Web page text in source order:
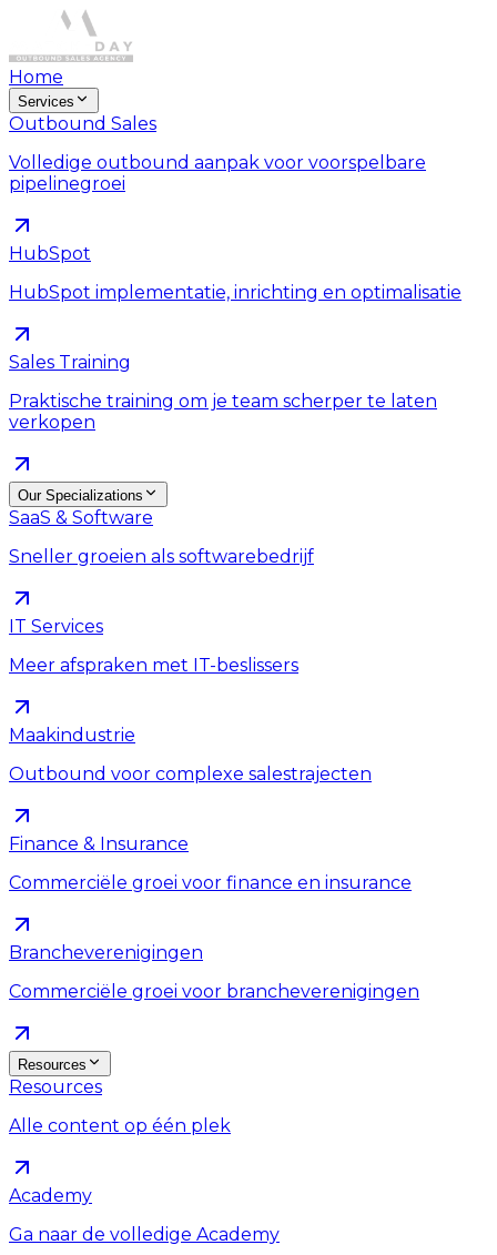
Home
Services
Outbound Sales
Volledige outbound aanpak voor voorspelbare
pipelinegroei
HubSpot
HubSpot implementatie, inrichting en optimalisatie
Sales Training
Praktische training om je team scherper te laten
verkopen
Our Specializations
SaaS & Software
Sneller groeien als softwarebedrijf
IT Services
Meer afspraken met IT-beslissers
Maakindustrie
Outbound voor complexe salestrajecten
Finance & Insurance
Commerciële groei voor finance en insurance
Brancheverenigingen
Commerciële groei voor brancheverenigingen
Resources
Resources
Alle content op één plek
Academy
Ga naar de volledige Academy